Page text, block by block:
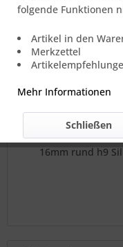
Topseller
16mm rund h9
folgende Funktionen
Artikel in den
Merkzettel
Mehr Informationen
Schließen